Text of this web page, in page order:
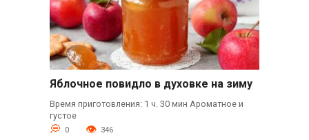
Яблочное повидло в духовке на зиму
Время приготовления: 1 ч. 30 мин Ароматное и
густое
0 346